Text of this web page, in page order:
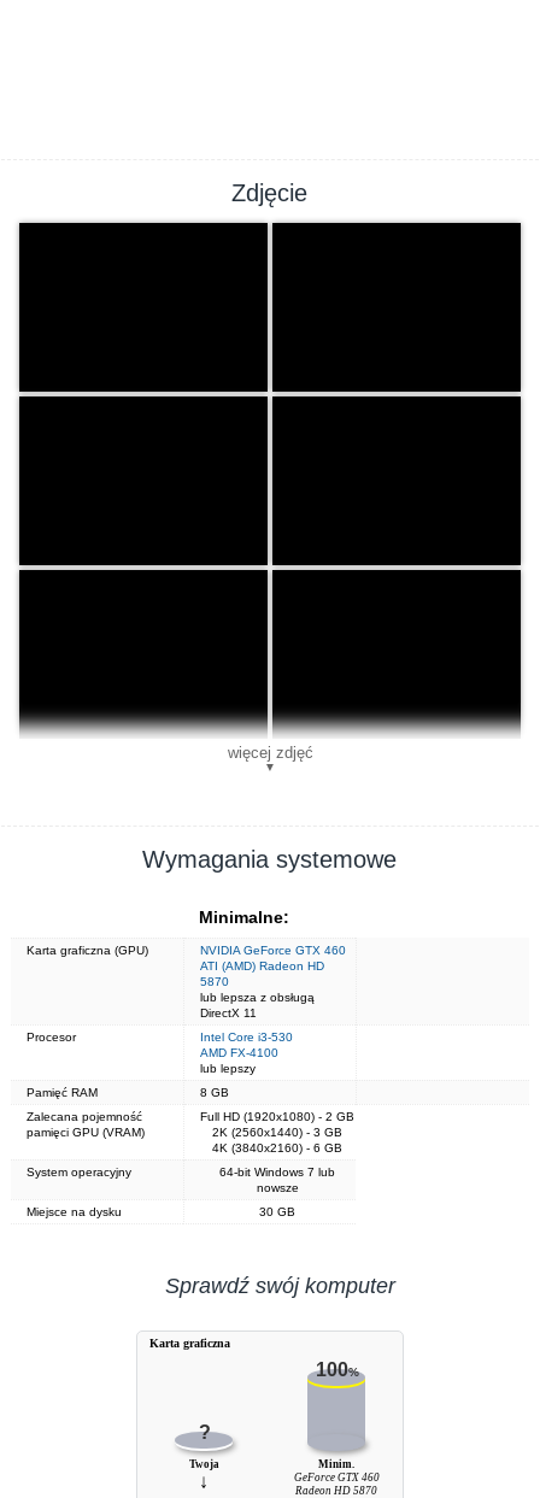
Zdjęcie
więcej zdjęć
▼
Wymagania systemowe
Minimalne:
Karta graficzna (GPU)
NVIDIA GeForce GTX 460
ATI (AMD) Radeon HD
5870
lub lepsza z obsługą
DirectX 11
Procesor
Intel Core i3-530
AMD FX-4100
lub lepszy
Pamięć RAM
8 GB
Zalecana pojemność
pamięci GPU (VRAM)
Full HD (1920x1080) - 2 GB
2K (2560x1440) - 3 GB
4K (3840x2160) - 6 GB
System operacyjny
64-bit Windows 7 lub
nowsze
Miejsce na dysku
30 GB
Sprawdź swój komputer
?
100%
Twoja
↓
Minim.
GeForce GTX 460
Radeon HD 5870
Karta graficzna